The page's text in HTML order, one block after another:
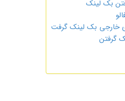
بک لینک
خارجی بک لینک گرفت
گرفتن